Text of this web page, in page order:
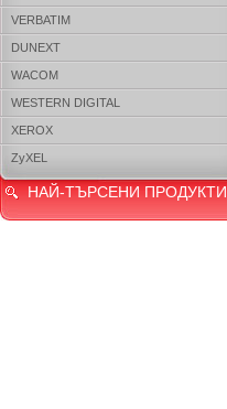
VERBATIM
DUNEXT
WACOM
WESTERN DIGITAL
XEROX
ZyXEL
НАЙ-ТЪРСЕНИ ПРОДУКТИ